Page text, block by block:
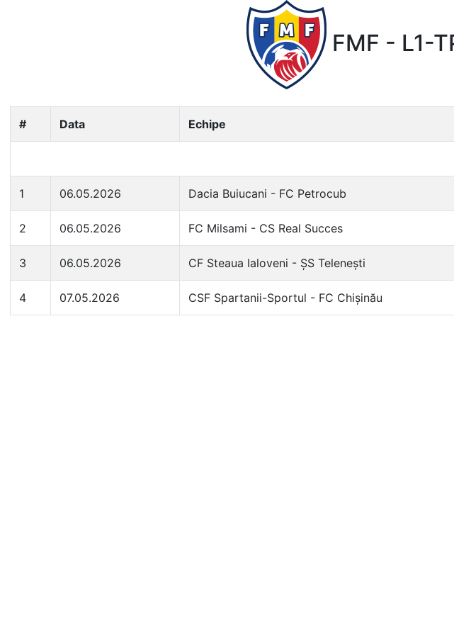
FMF - L1-
# Data Echipe
1 06.05.2026 Dacia Buiucani - FC Petrocub
2 06.05.2026 FC Milsami - CS Real Succes
3 06.05.2026 CF Steaua Ialoveni - ȘS Telenești
4 07.05.2026 CSF Spartanii-Sportul - FC Chișinău